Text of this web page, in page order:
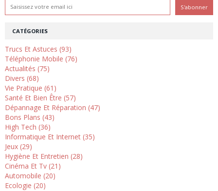
CATÉGORIES
Trucs Et Astuces (93)
Téléphonie Mobile (76)
Actualités (75)
Divers (68)
Vie Pratique (61)
Santé Et Bien Être (57)
Dépannage Et Réparation (47)
Bons Plans (43)
High Tech (36)
Informatique Et Internet (35)
Jeux (29)
Hygiène Et Entretien (28)
Cinéma Et Tv (21)
Automobile (20)
Ecologie (20)